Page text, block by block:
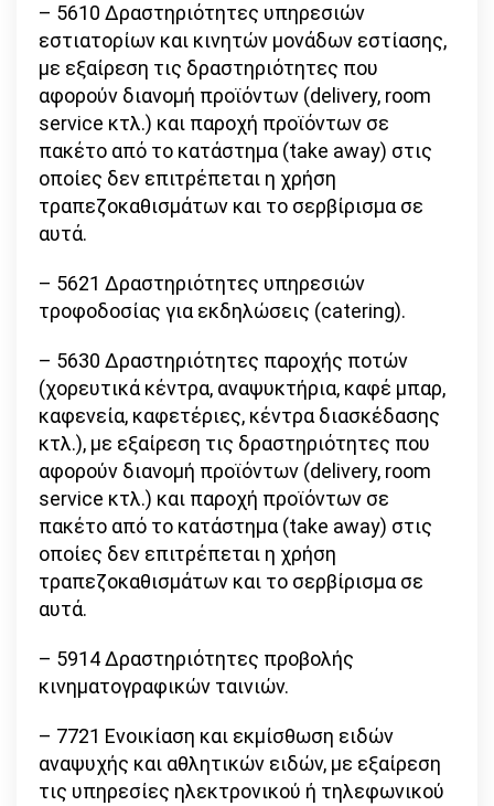
– 5610 Δραστηριότητες υπηρεσιών
εστιατορίων και κινητών μονάδων εστίασης,
με εξαίρεση τις δραστηριότητες που
αφορούν διανομή προϊόντων (delivery, room
service κτλ.) και παροχή προϊόντων σε
πακέτο από το κατάστημα (take away) στις
οποίες δεν επιτρέπεται η χρήση
τραπεζοκαθισμάτων και το σερβίρισμα σε
αυτά.
– 5621 Δραστηριότητες υπηρεσιών
τροφοδοσίας για εκδηλώσεις (catering).
– 5630 Δραστηριότητες παροχής ποτών
(χορευτικά κέντρα, αναψυκτήρια, καφέ μπαρ,
καφενεία, καφετέριες, κέντρα διασκέδασης
κτλ.), με εξαίρεση τις δραστηριότητες που
αφορούν διανομή προϊόντων (delivery, room
service κτλ.) και παροχή προϊόντων σε
πακέτο από το κατάστημα (take away) στις
οποίες δεν επιτρέπεται η χρήση
τραπεζοκαθισμάτων και το σερβίρισμα σε
αυτά.
– 5914 Δραστηριότητες προβολής
κινηματογραφικών ταινιών.
– 7721 Ενοικίαση και εκμίσθωση ειδών
αναψυχής και αθλητικών ειδών, με εξαίρεση
τις υπηρεσίες ηλεκτρονικού ή τηλεφωνικού